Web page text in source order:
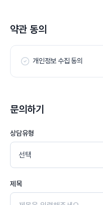
약관 동의
개인정보 수집 동의
문의하기
상담유형
제목